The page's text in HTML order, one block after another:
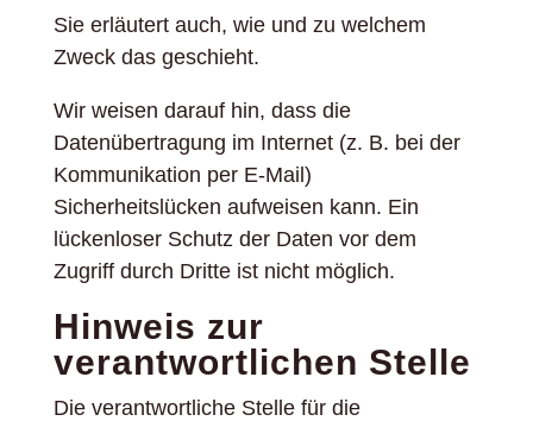
Sie erläutert auch, wie und zu welchem
Zweck das geschieht.
Wir weisen darauf hin, dass die
Datenübertragung im Internet (z. B. bei der
Kommunikation per E-Mail)
Sicherheitslücken aufweisen kann. Ein
lückenloser Schutz der Daten vor dem
Zugriff durch Dritte ist nicht möglich.
Hinweis zur
verantwortlichen Stelle
Die verantwortliche Stelle für die